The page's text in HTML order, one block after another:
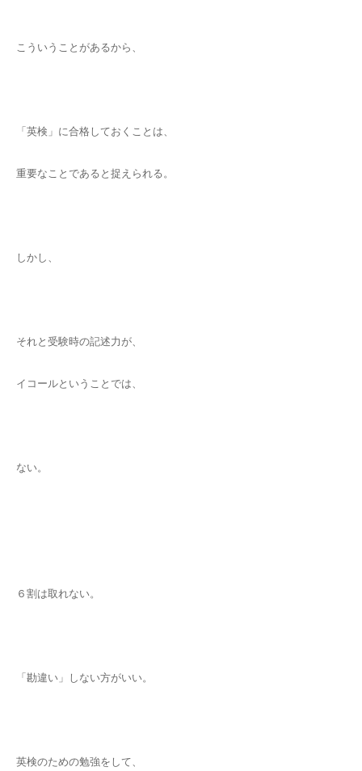
こういうことがあるから、
「英検」に合格しておくことは、
重要なことであると捉えられる。
しかし、
それと受験時の記述力が、
イコールということでは、
ない。
６割は取れない。
「勘違い」しない方がいい。
英検のための勉強をして、